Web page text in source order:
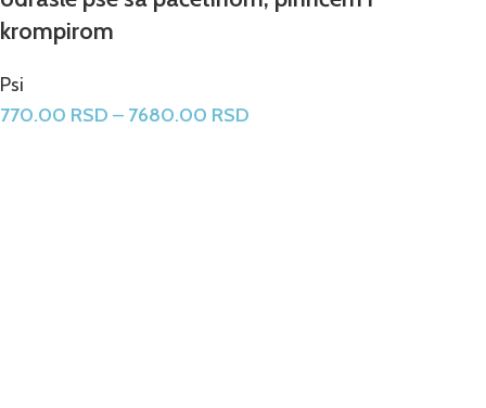
krompirom
Psi
770.00 RSD – 7680.00 RSD